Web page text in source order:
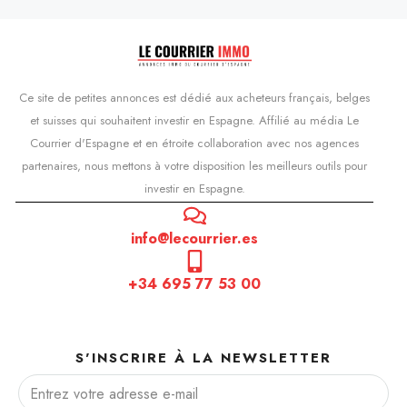
Ce site de petites annonces est dédié aux acheteurs français, belges
et suisses qui souhaitent investir en Espagne. Affilié au média Le
Courrier d'Espagne et en étroite collaboration avec nos agences
partenaires, nous mettons à votre disposition les meilleurs outils pour
investir en Espagne.
info@lecourrier.es
+34 695 77 53 00
S'INSCRIRE À LA NEWSLETTER